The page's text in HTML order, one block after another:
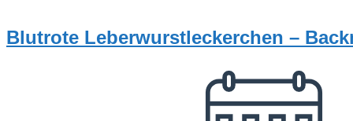
Blutrote Leberwurstleckerchen –